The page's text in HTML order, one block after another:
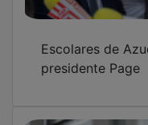
Escolares de
presidente Page